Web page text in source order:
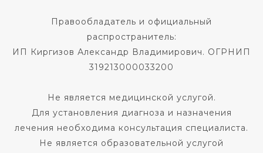
Правообладатель и официальный
распространитель:
ИП Киргизов Александр Владимирович. ОГРНИП
319213000033200
Не является медицинской услугой.
Для установления диагноза и назначения
лечения необходима консультация специалиста.
Не является образовательной услугой